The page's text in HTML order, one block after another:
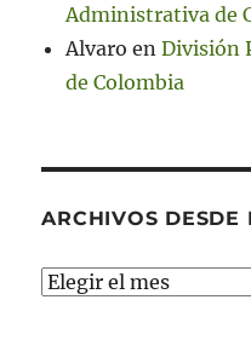
Administrativa de
Alvaro enDivisión
de Colombia
ARCHIVOS
Archivos